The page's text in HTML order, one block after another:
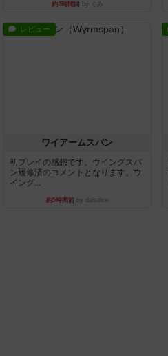
約2時間前by くみ
レビュー
ワイアームスパン
初プレイの感想です。ウイングスパ
ン履修済のコメントとなります。ウ
イング...
約5時間前by daisdice